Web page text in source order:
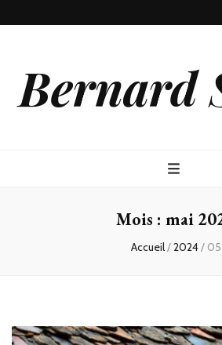
Bernard
Mois : mai
Accueil/2024/ 05